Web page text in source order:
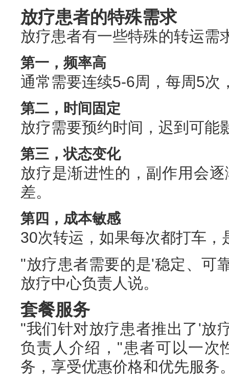
放疗患者的特殊需求
放疗患者有一些特殊的转运需
第一，频率高
通常需要连续5-6周，每周5次
第二，时间固定
放疗需要预约时间，迟到可能
第三，状态变化
放疗是渐进性的，副作用会
差。
第四，成本敏感
30次转运，如果每次都打车，
"放疗患者需要的是'稳定、可
放疗中心负责人说。
套餐服务
"我们针对放疗患者推出了'放
负责人介绍，"患者可以一次
务，享受优惠价格和优先服务